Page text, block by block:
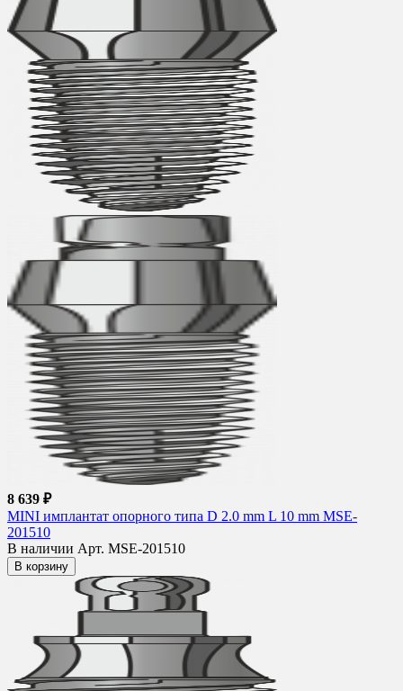
8 639 ₽
MINI имплантат опорного типа D 2.0 mm L 10 mm MSE-
201510
В наличии Арт. MSE-201510
В корзину